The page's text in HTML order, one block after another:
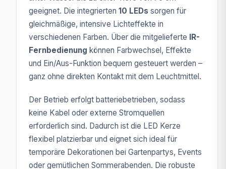
geeignet. Die integrierten 10 LEDs sorgen für
gleichmäßige, intensive Lichteffekte in
verschiedenen Farben. Über die mitgelieferte IR-
Fernbedienung können Farbwechsel, Effekte
und Ein/Aus-Funktion bequem gesteuert werden –
ganz ohne direkten Kontakt mit dem Leuchtmittel.
Der Betrieb erfolgt batteriebetrieben, sodass
keine Kabel oder externe Stromquellen
erforderlich sind. Dadurch ist die LED Kerze
flexibel platzierbar und eignet sich ideal für
temporäre Dekorationen bei Gartenpartys, Events
oder gemütlichen Sommerabenden. Die robuste